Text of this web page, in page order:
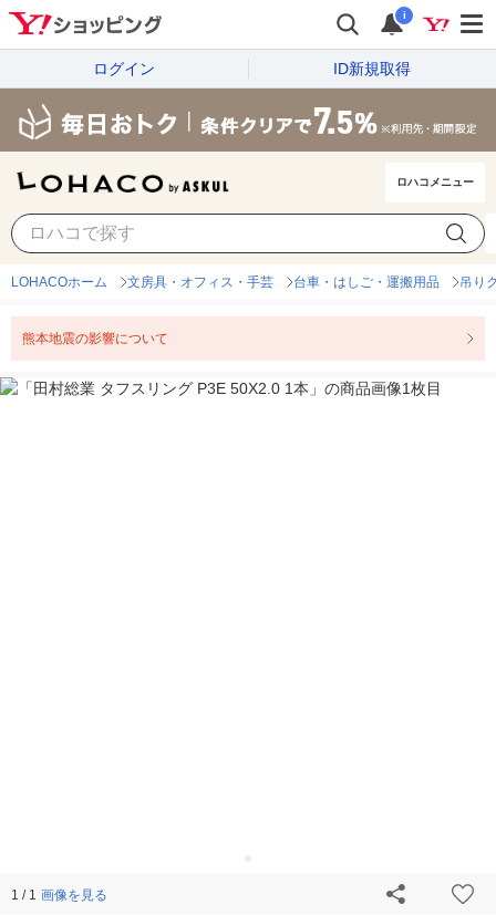
i
ログイン ID新規取得
ロハコメニュー
LOHACOホーム 文房具・オフィス・手芸 台車・はしご・運搬用品 吊り
熊本地震の影響について
1 / 1 画像を見る